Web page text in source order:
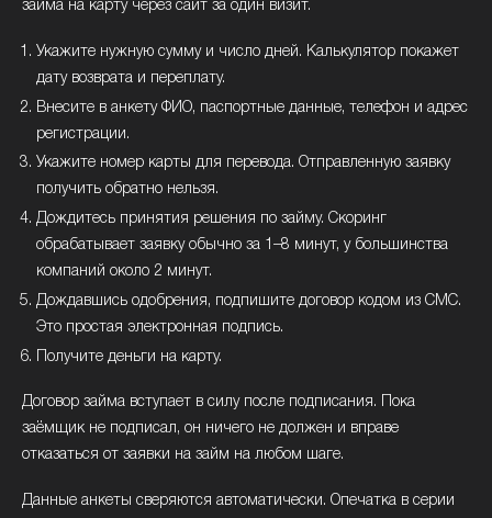
долгосрочный до 100 000 ₽ на 180 дней идут под 0,8% в
повторных клиентов в день рождения — 0,6% в день,
ПСК 219% годовых. Помимо карты компания зачисляет
деньги на банковский счёт.
До зарплаты
сумме, и от неё зависит право на продление. Короткий
заём 2 000–20 000 ₽ на срок до 180 дней продлевать
можно, но только для сумм до 20 000 ₽ и на период до
30 дней. Крупный заём 21 000–100 000 ₽ на срок до года
пролонгации не имеет вовсе. Новым клиентам компания
даёт первое обращение бесплатно. Возраст заёмщика —
CashToYou
без разделения: займ на банковскую карту от 500 до 100
займа на карту через сайт за один визит.
Укажите нужную сумму и число дней. Калькулятор покажет
дату возврата и переплату.
Внесите в анкету ФИО, паспортные данные, телефон и адрес
регистрации.
Укажите номер карты для перевода. Отправленную заявку
получить обратно нельзя.
Дождитесь принятия решения по займу. Скоринг
обрабатывает заявку обычно за 1–8 минут, у большинства
компаний около 2 минут.
Дождавшись одобрения, подпишите договор кодом из СМС.
Это простая электронная подпись.
Получите деньги на карту.
Договор займа вступает в силу после подписания. Пока
заёмщик не подписал, он ничего не должен и вправе
отказаться от заявки на займ на любом шаге.
Данные анкеты сверяются автоматически. Опечатка в серии